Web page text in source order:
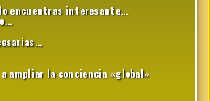
encuentras interesante...
ampliar la conciencia «global»